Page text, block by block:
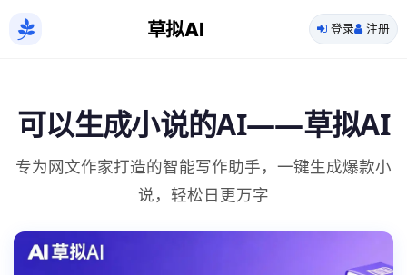
草拟AI 登录 注册
可以生成小说的AI——草拟AI
专为网文作家打造的智能写作助手，一键生成爆款小
说，轻松日更万字